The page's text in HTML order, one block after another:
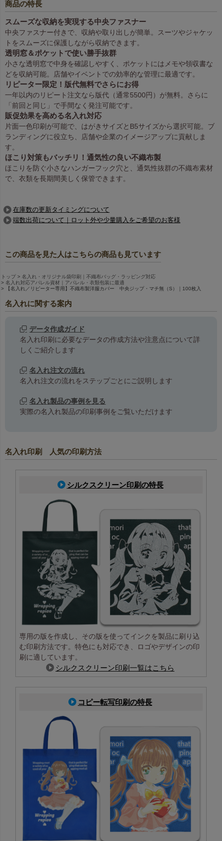
商品の特長
スムーズな収納を実現する中央ファスナー
中央ファスナー付きで、収納や取り出しが簡単。スーツやジャケッ
トをスムーズに保護しながら収納できます。
透明窓＆ポケットで使い勝手抜群
小さな透明窓で中身を確認しやすく、ポケットにはメモや領収書な
どを収納可能。店舗やイベントでの効率的な管理に最適です。
リピーター限定！版代無料でさらにお得
一年以内のリピート注文なら版代（通常5500円）が無料。さらに
「前回と同じ」で手間なく発注可能です。
販促効果を高める名入れ対応
片面一色印刷が可能で、はがきサイズとB5サイズから選択可能。ブ
ランディングに役立ち、店舗や企業のイメージアップに貢献しま
す。
ほこり対策もバッチリ！通気性の良い不織布製
ほこりを防ぐ小さなハンガーフック穴と、通気性抜群の不織布素材
で、衣類を長期間美しく保管できます。
在庫数の更新タイミングについて
端数出荷について｜ロット外や少量購入をご希望のお客様
この商品を見た人はこちらの商品も見ています
トップ
名入れ・オリジナル袋印刷｜不織布バッグ・ラッピング対応
名入れ対応アパレル資材｜アパレル・衣類包装に最適
【名入れ／リピーター専用】不織布製洋服カバー 中央ジップ・マチ無（S）｜100枚入
名入れに関する案内
データ作成ガイド
名入れ印刷に必要なデータの作成方法や注意点について詳
しくご紹介します
名入れ注文の流れ
名入れ注文の流れをステップごとにご説明します
名入れ製品の事例を見る
実際の名入れ製品の印刷事例をご覧いただけます
名入れ印刷 人気の印刷方法
シルクスクリーン印刷の特長
専用の版を作成し、その版を使ってインクを製品に刷り込
む印刷方法です。特色にも対応でき、ロゴやデザインの印
刷に適しています。
シルクスクリーン印刷一覧はこちら
コピー転写印刷の特長